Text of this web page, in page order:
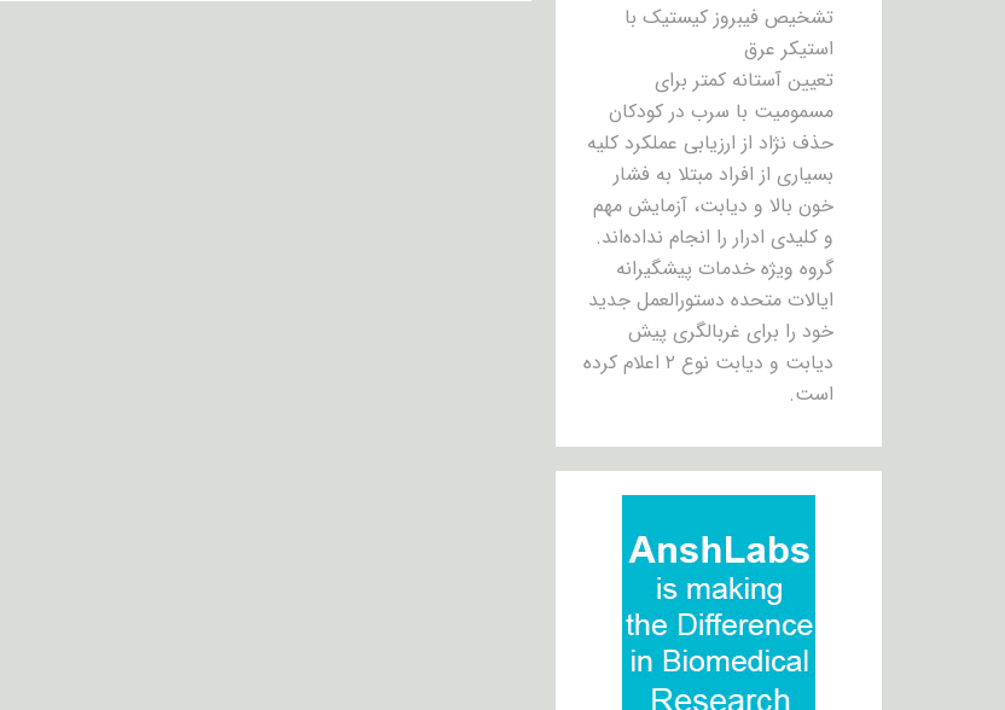
تشخیص فیبروز کیستیک با
استیکر عرق
تعیین آستانه کمتر برای
مسمومیت با سرب در کودکان
حذف نژاد از ارزیابی عملکرد کلیه
بسیاری از افراد مبتلا به فشار
خون بالا و دیابت، آزمایش مهم
و کلیدی ادرار را انجام نداده‌اند.
گروه ویژه خدمات پیشگیرانه
ایالات متحده دستورالعمل جدید
خود را برای غربالگری پیش
دیابت و دیابت نوع ۲ اعلام کرده
است.